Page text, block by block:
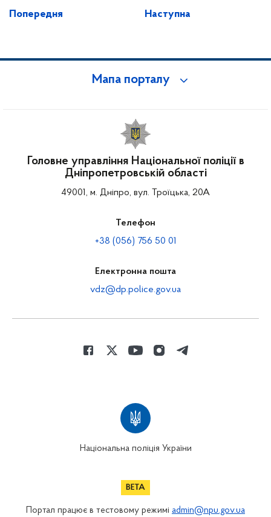
Попередня Наступна
Мапа порталу
Головне управління Національної поліції в
Дніпропетровській області
49001, м. Дніпро, вул. Троїцька, 20А
Телефон
+38 (056) 756 50 01
Електронна пошта
vdz@dp.police.gov.ua
Національна поліція України
Портал працює в тестовому режимі admin@npu.gov.ua